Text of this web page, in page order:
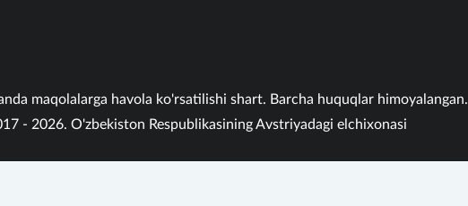
maqolalarga havola ko'rsatilishi shart. Barcha huquqlar himoyalangan.
- 2026. O'zbekiston Respublikasining Avstriyadagi elchixonasi